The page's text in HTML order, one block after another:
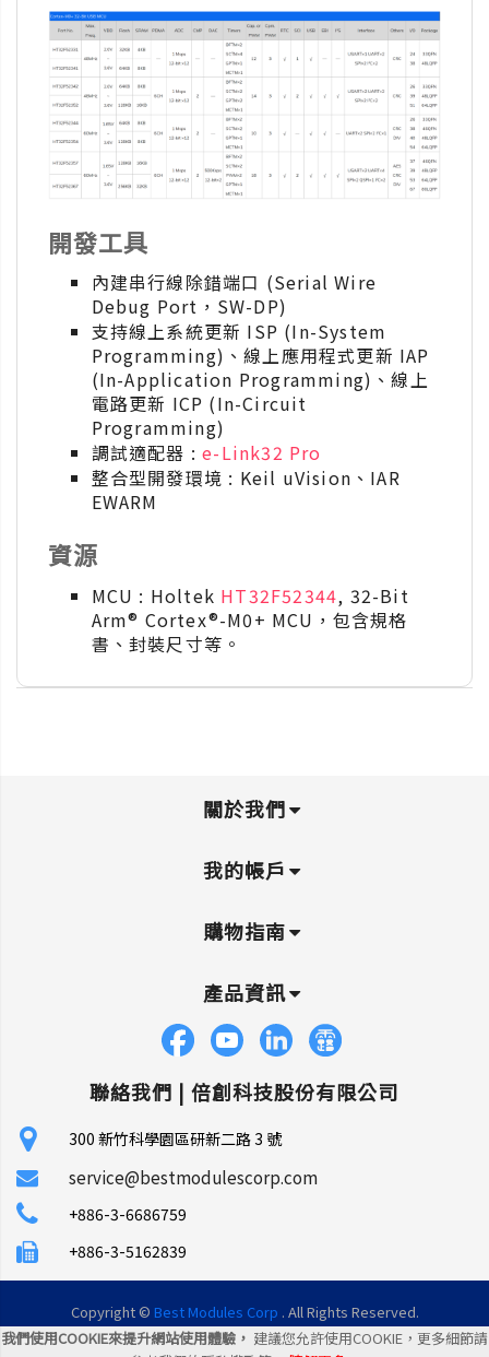
我們使用COOKIE來提升網站使用體驗， 建議您允許使用COOKIE，更多細節請
開發工具
內建串行線除錯端口 (Serial Wire
Debug Port，SW-DP)
支持線上系統更新 ISP (In-System
Programming)、線上應用程式更新 IAP
(In-Application Programming)、線上
電路更新 ICP (In-Circuit
Programming)
調試適配器 :e-Link32 Pro
整合型開發環境 : Keil uVision、IAR
EWARM
資源
MCU : Holtek HT32F52344, 32-Bit
Arm® Cortex®-M0+ MCU，包含規格
書、封裝尺寸等。
關於我們
我的帳戶
購物指南
產品資訊
聯絡我們 | 倍創科技股份有限公司
300 新竹科學園區研新二路 3 號
service@bestmodulescorp.com
+886-3-6686759
+886-3-5162839
Copyright © Best Modules Corp . All Rights Reserved.
| 網站地圖 | 統一編號: 45106035